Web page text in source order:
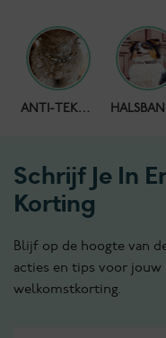
ANTI-TEKENBAND
Schrijf Je In
Korting
Blijf op de hoogte van
acties en tips voor jouw
welkomstkorting.